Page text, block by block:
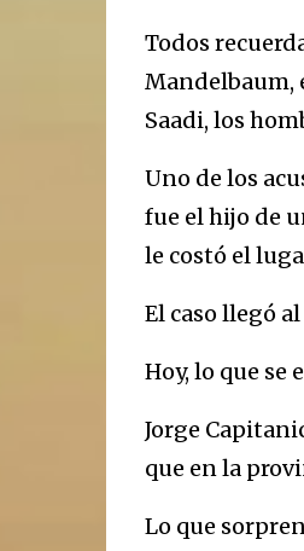
Todos
Mandelbaum,
Saadi, los
Uno de los
fue el hijo de
le costó el
El caso llegó
Hoy, lo que se
Jorge
que en la
Lo que